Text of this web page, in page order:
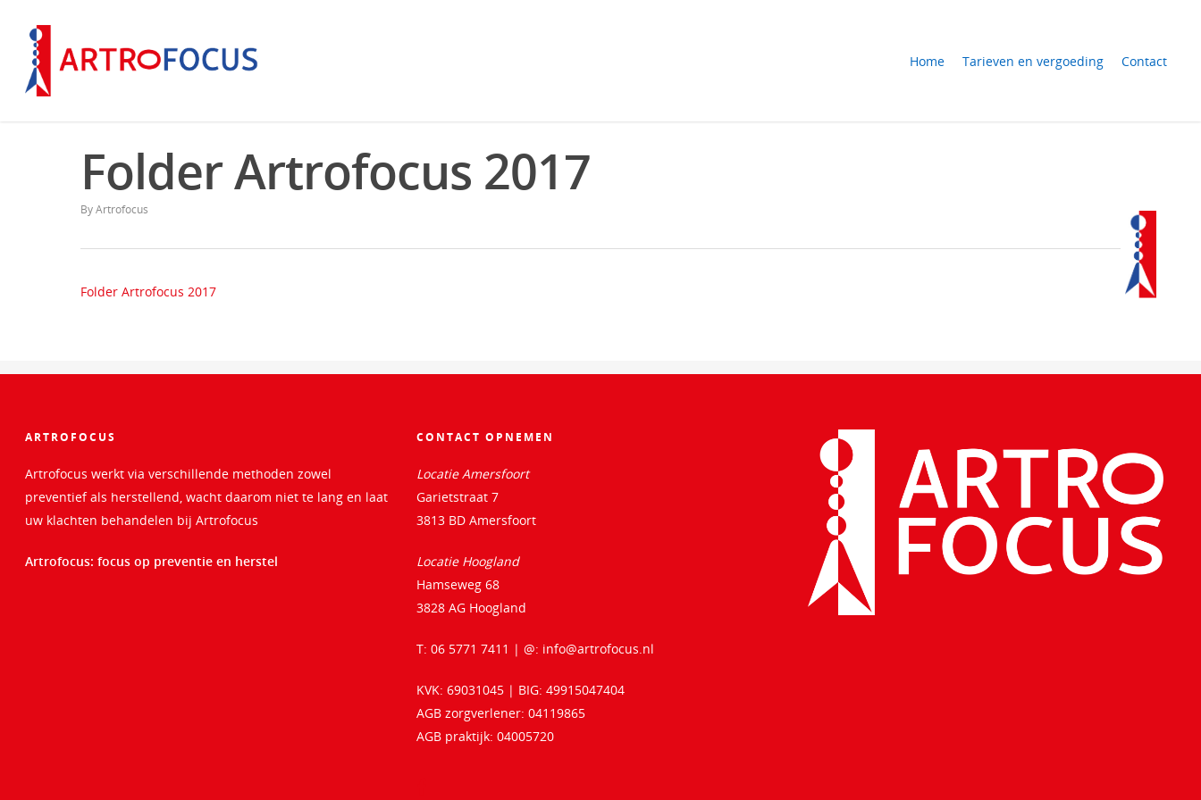
Home Tarieven en vergoeding Contact
Folder Artrofocus 2017
ByArtrofocus
Folder Artrofocus 2017
ARTROFOCUS
Artrofocus werkt via verschillende methoden zowel
preventief als herstellend, wacht daarom niet te lang en laat
uw klachten behandelen bij Artrofocus
Artrofocus: focus op preventie en herstel
CONTACT OPNEMEN
Locatie Amersfoort
Garietstraat 7
3813 BD Amersfoort
Locatie Hoogland
Hamseweg 68
3828 AG Hoogland
T: 06 5771 7411 | @: info@artrofocus.nl
KVK: 69031045 | BIG: 49915047404
AGB zorgverlener: 04119865
AGB praktijk: 04005720